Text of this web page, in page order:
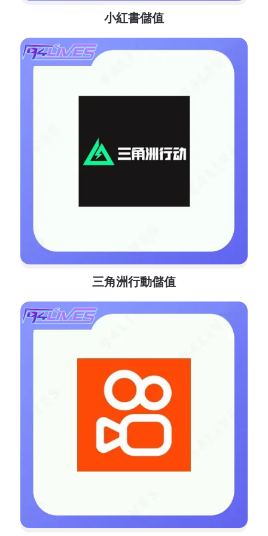
小紅書儲值
三角洲行動儲值